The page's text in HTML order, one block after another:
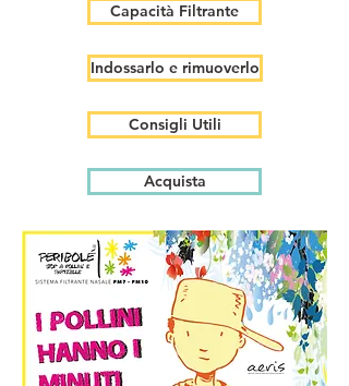
Capacità Filtrante
Indossarlo e rimuoverlo
Consigli Utili
Acquista